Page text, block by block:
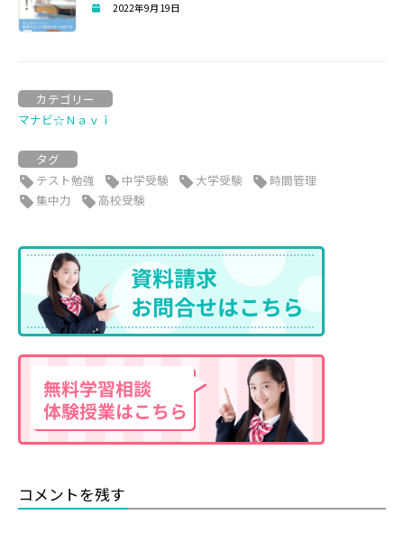
2022年9月19日
カテゴリー
マナビ☆Ｎａｖｉ
タグ
テスト勉強
中学受験 大学受験
時間管理
集中力
高校受験
コメントを残す